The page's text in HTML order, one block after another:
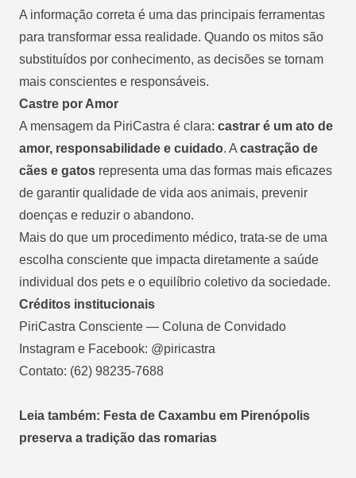
A informação correta é uma das principais ferramentas
para transformar essa realidade. Quando os mitos são
substituídos por conhecimento, as decisões se tornam
mais conscientes e responsáveis.
Castre por Amor
A mensagem da PiriCastra é clara: castrar é um ato de
amor, responsabilidade e cuidado. A castração de
cães e gatos representa uma das formas mais eficazes
de garantir qualidade de vida aos animais, prevenir
doenças e reduzir o abandono.
Mais do que um procedimento médico, trata-se de uma
escolha consciente que impacta diretamente a saúde
individual dos pets e o equilíbrio coletivo da sociedade.
Créditos institucionais
PiriCastra Consciente — Coluna de Convidado
Instagram e Facebook: @piricastra
Contato: (62) 98235-7688
Leia também: Festa de Caxambu em Pirenópolis
preserva a tradição das romarias